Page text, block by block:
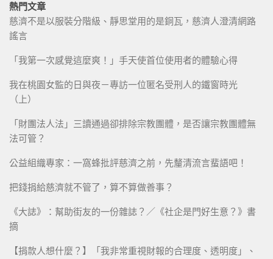
熱門文章
慈濟不是以服裝分階級、靜思堂用的是銅瓦，慈濟人澄清網路
謠言
「我第一次感覺這麼爽！」手天使首位使用者的體驗心得
我在桃園女監的日與夜－專訪一位匿名受刑人的鐵窗時光
（上）
「財團法人法」三讀通過卻排除宗教團體，是否讓宗教團體無
法可管？
公益組織專家：一窩蜂批評慈濟之前，先釐清流言蜚語吧！
把錢捐給慈濟就不管了，算不算做善事？
《大誌》：幫助街友的一份雜誌？／《社企是門好生意？》書
摘
【捐款人想什麼？】「我非常重視財報的合理度、透明度」、